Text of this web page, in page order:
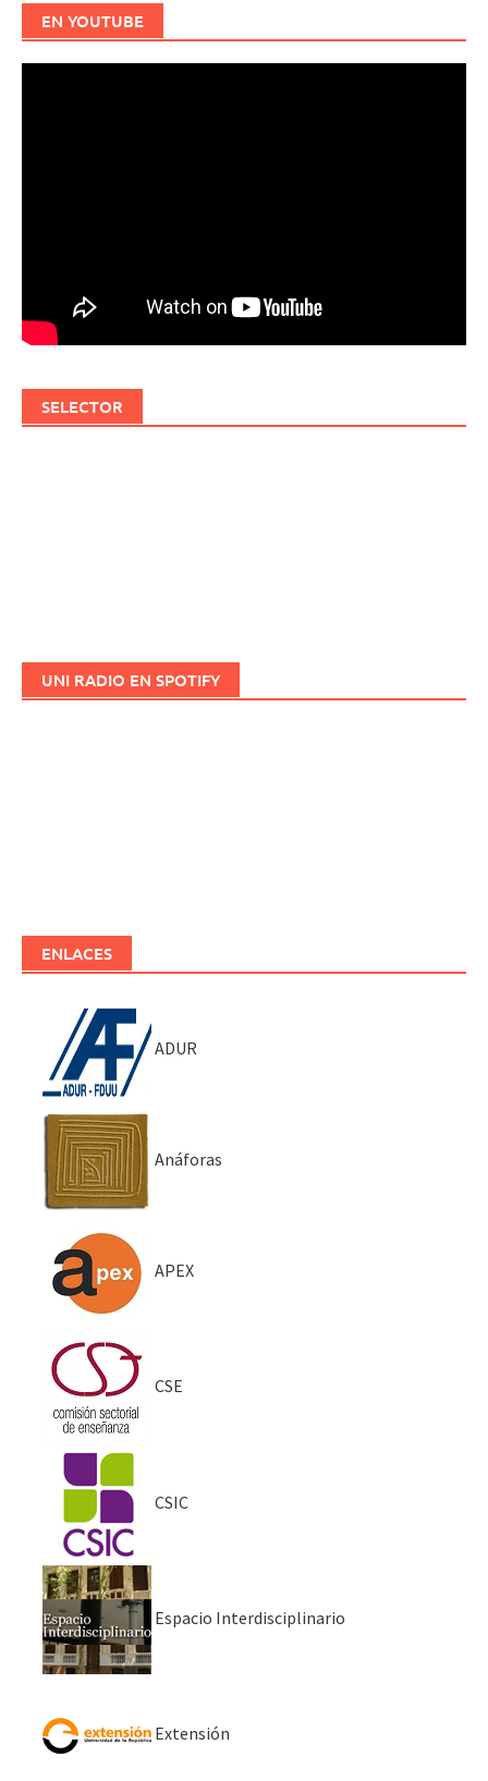
EN YOUTUBE
SELECTOR
UNI RADIO EN SPOTIFY
ENLACES
ADUR
Anáforas
APEX
CSE
CSIC
Espacio Interdisciplinario
Extensión